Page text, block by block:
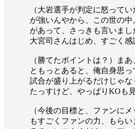
（大岩選手が判定に怒って
が強いんやから、この世の
があって、さっきも言いま
大宮司さんはじめ、すごく感
（勝てたポイントは？）ま
ともっとあると、俺自身思
試合が盛り上がるだけじゃ
たっすけど、やっぱりKOも
（今後の目標と、ファンに
もすごくファンの力、もら